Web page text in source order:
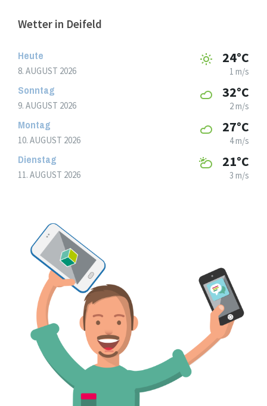
Wetter in Deifeld
Heute
8. AUGUST 2026
24°C
1 m/s
Sonntag
9. AUGUST 2026
32°C
2 m/s
Montag
10. AUGUST 2026
27°C
4 m/s
Dienstag
11. AUGUST 2026
21°C
3 m/s